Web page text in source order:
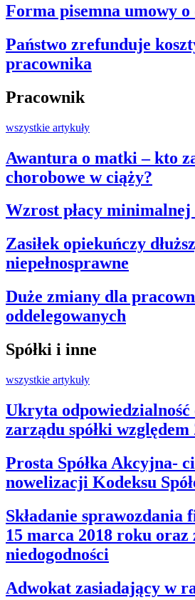
Forma pisemna umowy o
Państwo zrefunduje
pracownika
Pracownik
wszystkie artykuły
Awantura o matki – kto
chorobowe w ciąży?
Wzrost płacy minimalnej
Zasiłek opiekuńczy
niepełnosprawne
Duże zmiany dla
oddelegowanych
Spółki i inne
wszystkie artykuły
Ukryta odpowiedzialność
zarządu spółki względem
Prosta Spółka Akcyjna-
nowelizacji Kodeksu
Składanie sprawozdania
15 marca 2018 roku oraz
niedogodności
Adwokat zasiadający w